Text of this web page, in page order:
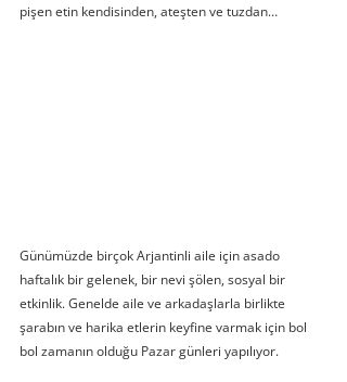
pişen etin kendisinden, ateşten ve tuzdan…
Günümüzde birçok Arjantinli aile için asado
haftalık bir gelenek, bir nevi şölen, sosyal bir
etkinlik. Genelde aile ve arkadaşlarla birlikte
şarabın ve harika etlerin keyfine varmak için bol
bol zamanın olduğu Pazar günleri yapılıyor.